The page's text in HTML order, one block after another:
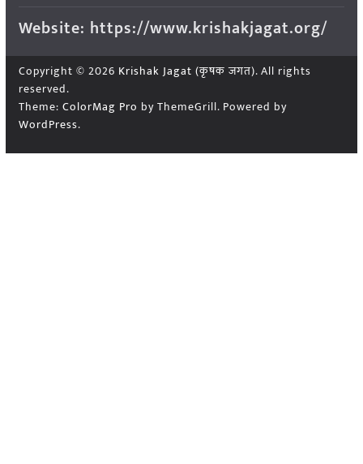
Website: https://www.krishakjagat.org/
Copyright © 2026 Krishak Jagat (कृषक जगत). All rights
reserved.
Theme: ColorMag Pro by ThemeGrill. Powered by
WordPress.